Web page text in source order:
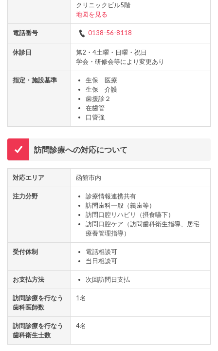
クリニックビル5階
地図を見る
電話番号 0138-56-8118
休診日
第2・4土曜・日曜・祝日
学会・研修会等により変更あり
指定・施設基準
生保 医療
生保 介護
歯援診２
在歯管
口管強
訪問診療への対応について
対応エリア 函館市内
注力分野
診療情報連携共有
訪問歯科一般（義歯等）
訪問口腔リハビリ（摂食嚥下）
訪問口腔ケア（訪問歯科衛生指導、居宅
療養管理指導）
受付体制
電話相談可
当日相談可
お支払方法 次回訪問日支払
訪問診療を行なう
歯科医師数
1名
訪問診療を行なう
歯科衛生士数
4名